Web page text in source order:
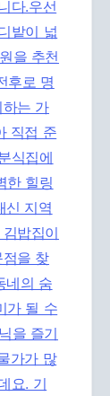
다.우선
밭이 넓
을 추천
후로 명
는 가
직접 준
식집에
한 힐링
신 지역
밥집이
을 찾
네의 숨
가 될 수
을 즐기
가가 많
요. 기